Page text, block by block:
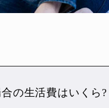
の生活費はいくら?